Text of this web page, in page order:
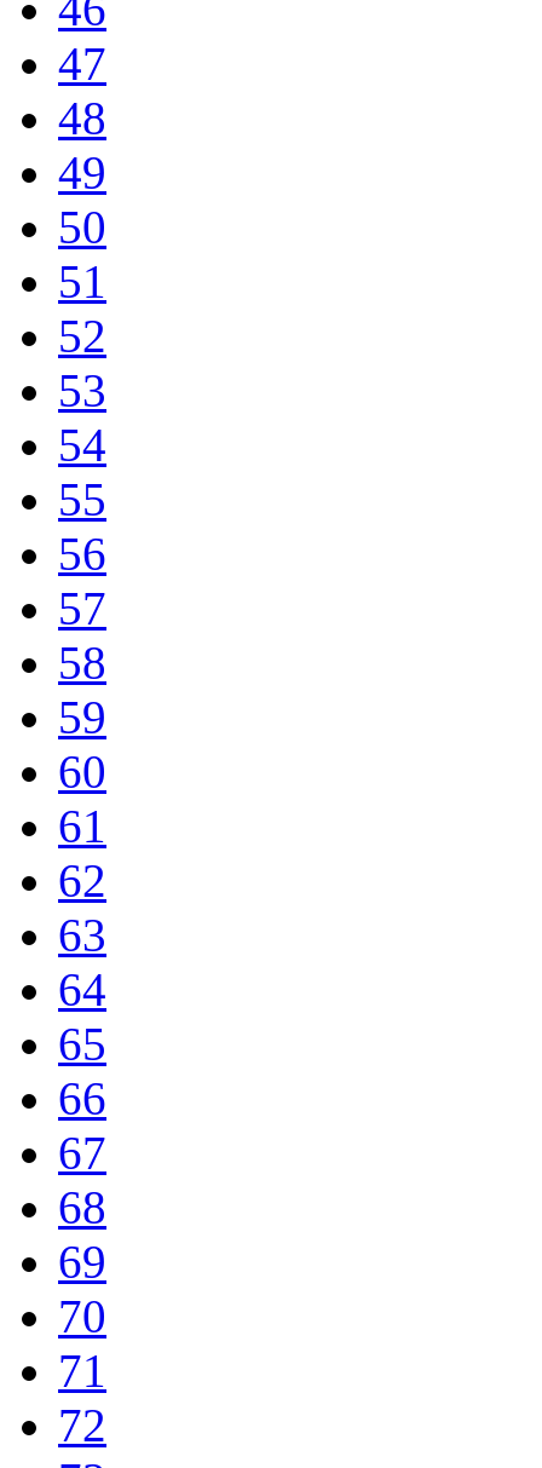
47
48
49
50
51
52
53
54
55
56
57
58
59
60
61
62
63
64
65
66
67
68
69
70
71
72